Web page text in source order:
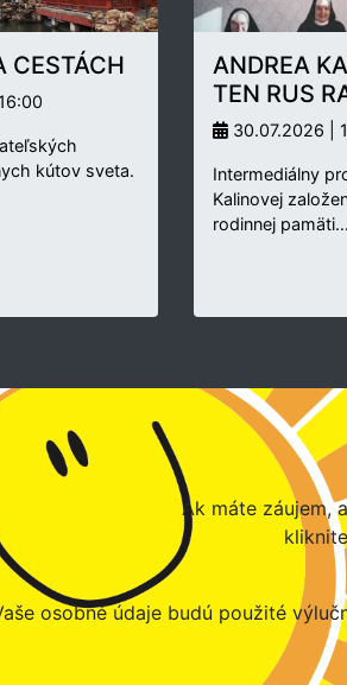
CESTÁCH
kútov sveta.
ANDREA
TEN RUS
30.07.2026 |
Intermediálny
Kalinovej
rodinnej pamäti…
Ak máte záujem,
osobné údaje budú použité